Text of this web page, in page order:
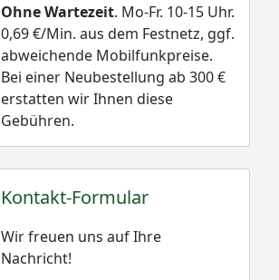
Ohne Wartezeit. Mo-Fr. 10-15 Uhr.
0,69 €/Min. aus dem Festnetz, ggf.
abweichende Mobilfunkpreise.
Bei einer Neubestellung ab 300 €
erstatten wir Ihnen diese
Gebühren.
Kontakt-Formular
Wir freuen uns auf Ihre
Nachricht!